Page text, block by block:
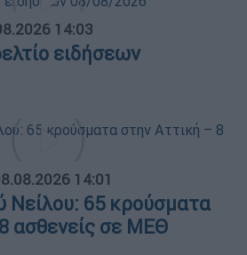
14:03
ειδήσεων
14:01
Νείλου: 65 κρούσματα
ασθενείς σε ΜΕΘ